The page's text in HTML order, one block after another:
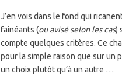
J’en vois dans le fond qui
fainéants (ou avisé selon les cas)
compte quelques critères. Ce
pour la simple raison que sur un
un choix plutôt qu’à un autre …